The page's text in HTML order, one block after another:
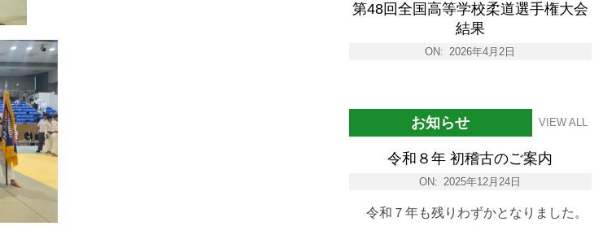
第48回全国高等学校柔道選手権大会
結果
ON: 2026年4月2日
お知らせ VIEW ALL
令和８年 初稽古のご案内
ON: 2025年12月24日
令和７年も残りわずかとなりました。